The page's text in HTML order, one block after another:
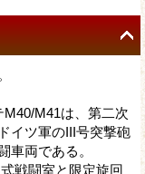
M41は、第二次
イツ軍のIII号突撃砲
車両である。
戦闘室と限定旋回